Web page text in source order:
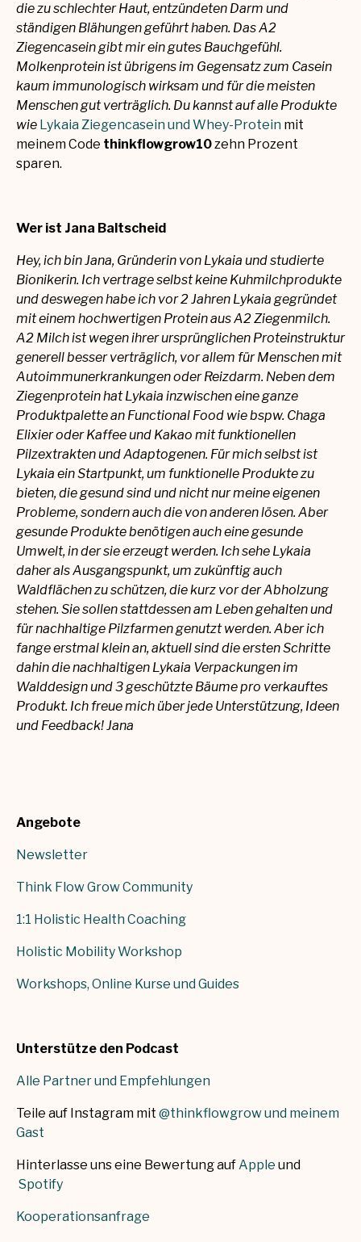
die zu schlechter Haut, entzündeten Darm und
ständigen Blähungen geführt haben. Das A2
Ziegencasein gibt mir ein gutes Bauchgefühl.
Molkenprotein ist übrigens im Gegensatz zum Casein
kaum immunologisch wirksam und für die meisten
Menschen gut verträglich. Du kannst auf alle Produkte
wie Lykaia Ziegencasein und Whey-Protein mit
meinem Code thinkflowgrow10zehn Prozent
sparen.
Wer ist Jana Baltscheid
Hey, ich bin Jana, Gründerin von Lykaia und studierte
Bionikerin. Ich vertrage selbst keine Kuhmilchprodukte
und deswegen habe ich vor 2 Jahren Lykaia gegründet
mit einem hochwertigen Protein aus A2 Ziegenmilch.
A2 Milch ist wegen ihrer ursprünglichen Proteinstruktur
generell besser verträglich, vor allem für Menschen mit
Autoimmunerkrankungen oder Reizdarm. Neben dem
Ziegenprotein hat Lykaia inzwischen eine ganze
Produktpalette an Functional Food wie bspw. Chaga
Elixier oder Kaffee und Kakao mit funktionellen
Pilzextrakten und Adaptogenen. Für mich selbst ist
Lykaia ein Startpunkt, um funktionelle Produkte zu
bieten, die gesund sind und nicht nur meine eigenen
Probleme, sondern auch die von anderen lösen. Aber
gesunde Produkte benötigen auch eine gesunde
Umwelt, in der sie erzeugt werden. Ich sehe Lykaia
daher als Ausgangspunkt, um zukünftig auch
Waldflächen zu schützen, die kurz vor der Abholzung
stehen. Sie sollen stattdessen am Leben gehalten und
für nachhaltige Pilzfarmen genutzt werden. Aber ich
fange erstmal klein an, aktuell sind die ersten Schritte
dahin die nachhaltigen Lykaia Verpackungen im
Walddesign und 3 geschützte Bäume pro verkauftes
Produkt. Ich freue mich über jede Unterstützung, Ideen
und Feedback! Jana
Angebote
Newsletter
Think Flow Grow Community
1:1 Holistic Health Coaching
Holistic Mobility Workshop
Workshops, Online Kurse und Guides
Unterstütze den Podcast
Alle Partner und Empfehlungen
Teile auf Instagram mit @thinkflowgrow und meinem
Gast
Hinterlasse uns eine Bewertung aufApple und
Spotify
Kooperationsanfrage